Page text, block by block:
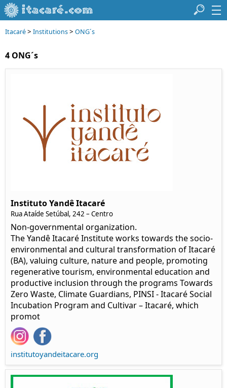
Itacaré> Institutions> ONG´s
4 ONG´s
Instituto Yandê Itacaré
Rua Ataíde Setúbal, 242 – Centro
Non-governmental organization.
The Yandê Itacaré Institute works towards the socio-
environmental and cultural transformation of Itacaré
(BA), valuing culture, nature and people, promoting
regenerative tourism, environmental education and
productive inclusion through the programs Towards
Zero Waste, Climate Guardians, PINSI - Itacaré Social
Incubation Program and Cultivar – Itacaré, which
promot
institutoyandeitacare.org